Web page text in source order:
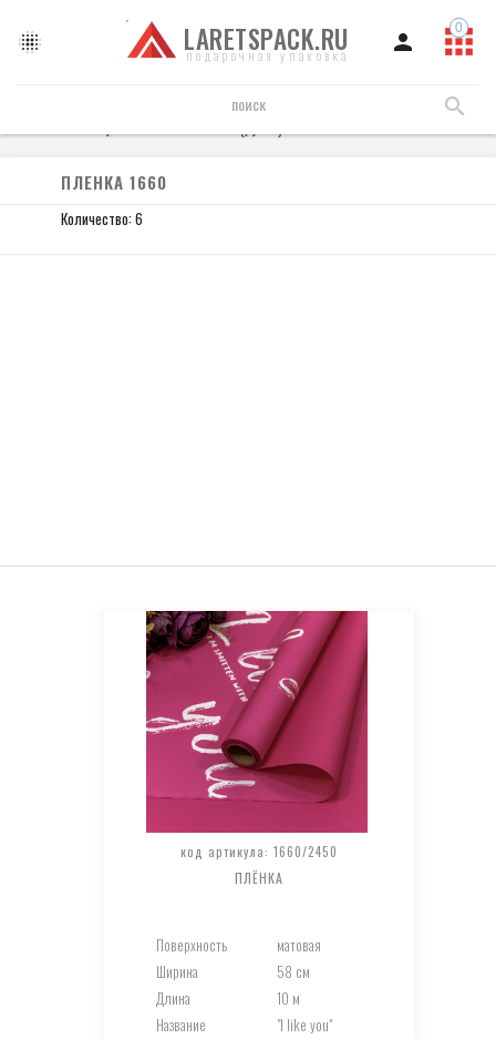
LARETSPACK.RU
подарочная упаковка
ПЛЕНКА 1660
Количество: 6
код артикула: 1660/2450
ПЛЁНКА
Поверхность
матовая
Ширина
58 см
Длина
10 м
Название
"I like you"